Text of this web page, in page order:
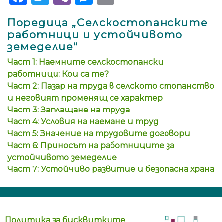
Поредица „Селскостопанските
работници и устойчивото
земеделие“
Част 1: Наемните селскостопански
работници: Кои са те?
Част 2: Пазар на труда в селското стопанство
и неговият променящ се характер
Част 3: Заплащане на труда
Част 4: Условия на наемане и труд
Част 5: Значение на трудовите договори
Част 6: Приносът на работниците за
устойчивото земеделие
Част 7: Устойчиво развитие и безопасна храна
Политика за бисквитките